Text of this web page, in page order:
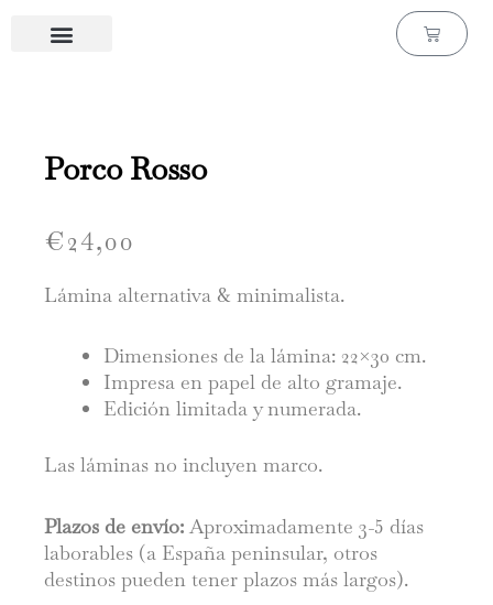
Carrito
Porco Rosso
€24,00
Lámina alternativa & minimalista.
Dimensiones de la lámina: 22×30 cm.
Impresa en papel de alto gramaje.
Edición limitada y numerada.
Las láminas no incluyen marco.
Plazos de envío: Aproximadamente 3-5 días
laborables (a España peninsular, otros
destinos pueden tener plazos más largos).